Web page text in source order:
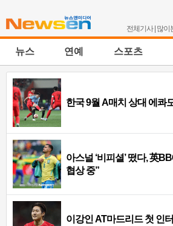
전체기사| 많이
뉴스 연예 스포츠
한국 9월 A매치 상대 에콰
아스널 ‘비피셜’ 떴다, 英
협상 중”
이강인 AT마드리드 첫 인